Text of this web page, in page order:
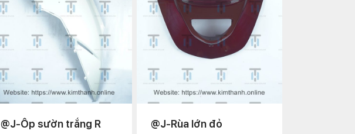
@J-Ốp sườn trắng R @J-Rùa lớn đỏ